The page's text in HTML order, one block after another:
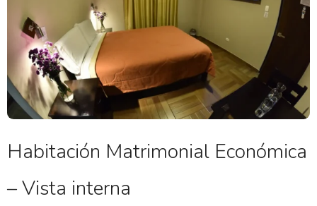
Habitación Matrimonial Económica
– Vista interna